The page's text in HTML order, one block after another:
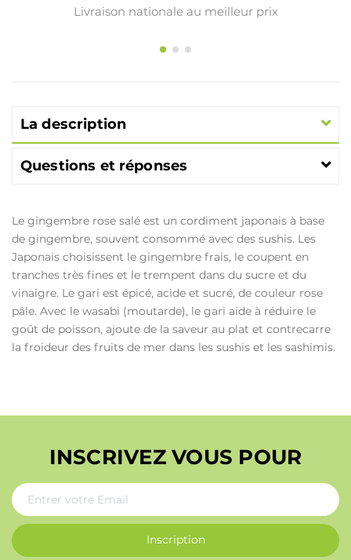
Livraison nationale au meilleur prix
La description
Questions et réponses
Le gingembre rose salé est un cordiment japonais à base
de gingembre, souvent consommé avec des sushis. Les
Japonais choisissent le gingembre frais, le coupent en
tranches très fines et le trempent dans du sucre et du
vinaigre. Le gari est épicé, acide et sucré, de couleur rose
pâle. Avec le wasabi (moutarde), le gari aide à réduire le
goût de poisson, ajoute de la saveur au plat et contrecarre
la froideur des fruits de mer dans les sushis et les sashimis.
INSCRIVEZ VOUS POUR
Inscription